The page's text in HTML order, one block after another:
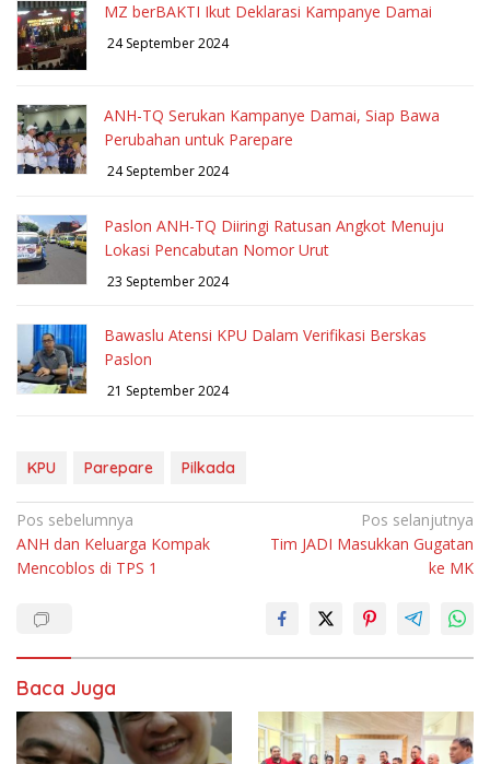
MZ berBAKTI Ikut Deklarasi Kampanye Damai
24 September 2024
ANH-TQ Serukan Kampanye Damai, Siap Bawa
Perubahan untuk Parepare
24 September 2024
Paslon ANH-TQ Diiringi Ratusan Angkot Menuju
Lokasi Pencabutan Nomor Urut
23 September 2024
Bawaslu Atensi KPU Dalam Verifikasi Berskas
Paslon
21 September 2024
KPU Parepare Pilkada
Navigasi
pos
Pos sebelumnya
ANH dan Keluarga Kompak
Mencoblos di TPS 1
Pos selanjutnya
Tim JADI Masukkan Gugatan
ke MK
Baca Juga